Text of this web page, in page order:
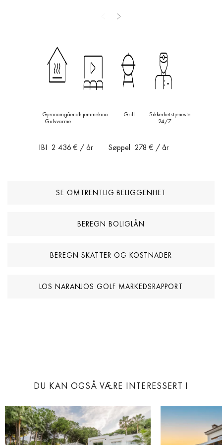
fleksibelt rom ideelt for treningsstudio eller kinorom, tre ekstra
vaskerom. Med egen uavhengig inngang fungerer denne etasjen
perfekt som en selvstendig gjeste- eller personalbolig. Villaen ble
totalrenovert for tre år siden, fremstår i utmerket stand og har
gulvvarme, Airzone sonebasert klimaanlegg, avansert
hjemmeautomasjon, overvåkingskameraer og 24-timers
Minutter fra mesterskaps-golfbaner, ledende internasjonale
skoler, Puerto Banús og Marbellas fineste restauranter og
Sols mest ettertraktede bostedsadresser.
Gjennomgående
Gulvvarme
Hjemmekino Grill
Sikkerhetstjeneste
24/7
IBI 2 436 € / år Søppel 278 € / år
SE OMTRENTLIG BELIGGENHET
BEREGN BOLIGLÅN
BEREGN SKATTER OG KOSTNADER
LOS NARANJOS GOLF MARKEDSRAPPORT
DU KAN OGSÅ VÆRE INTERESSERT I